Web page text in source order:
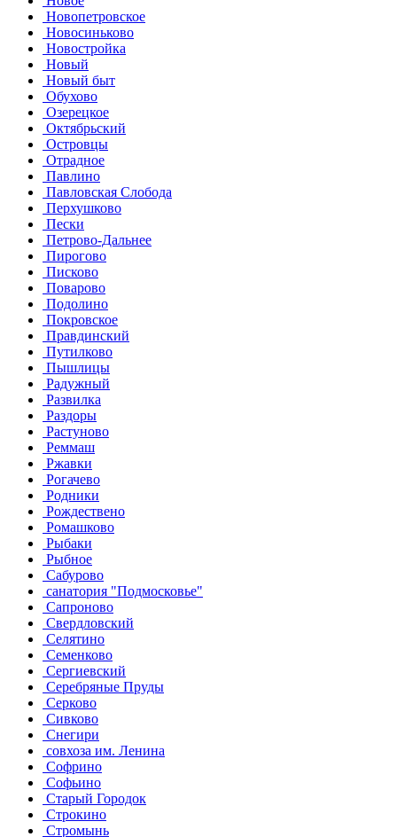
Новопетровское
Новосиньково
Новостройка
Новый
Новый быт
Обухово
Озерецкое
Октябрьский
Островцы
Отрадное
Павлино
Павловская Слобода
Перхушково
Пески
Петрово-Дальнее
Пирогово
Писково
Поварово
Подолино
Покровское
Правдинский
Путилково
Пышлицы
Радужный
Развилка
Раздоры
Растуново
Реммаш
Ржавки
Рогачево
Родники
Рождествено
Ромашково
Рыбаки
Рыбное
Сабурово
санатория "Подмосковье"
Сапроново
Свердловский
Селятино
Семенково
Сергиевский
Серебряные Пруды
Серково
Сивково
Снегири
совхоза им. Ленина
Софрино
Софьино
Старый Городок
Строкино
Стромынь